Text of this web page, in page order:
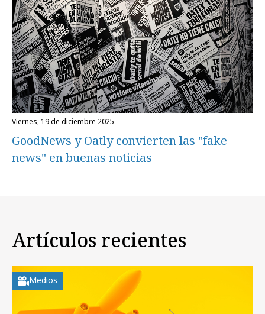
viernes, 19 de diciembre 2025
GoodNews y Oatly convierten las "fake
news" en buenas noticias
Artículos recientes
Medios